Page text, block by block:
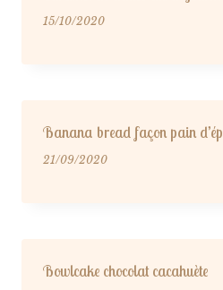
15/10/2020
Banana bread façon pain
21/09/2020
Bowlcake chocolat cacahuète